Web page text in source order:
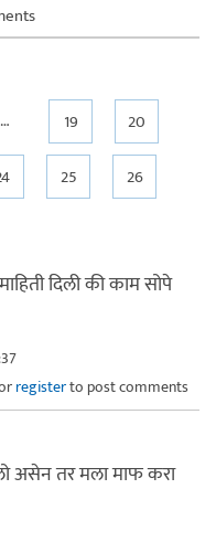
… 19
20
25
26
दिली की काम सोपे
registerto post comments
असेन तर मला माफ करा